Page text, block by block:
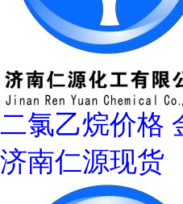
二氯乙烷价格
济南仁源现货